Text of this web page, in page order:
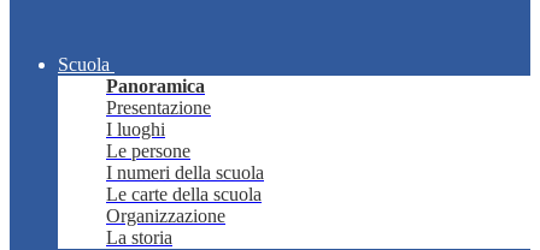
Scuola
Panoramica
Presentazione
I luoghi
Le persone
I numeri della scuola
Le carte della scuola
Organizzazione
La storia